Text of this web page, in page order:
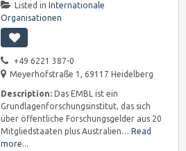
Listed in Internationale
Organisationen
+49 6221 387-0
Meyerhofstraße 1, 69117 Heidelberg
Description: Das EMBL ist ein
Grundlagenforschungsinstitut, das sich
über öffentliche Forschungsgelder aus 20
Mitgliedstaaten plus Australien… Read
more...